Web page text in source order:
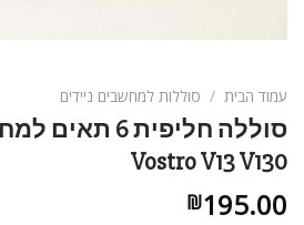
format_underlined הוסף קו תחתון לקישורים
font_download סמן קישורים
עמוד הבית / סוללות למחשבים ניידים
Vostro V13 V130
₪195.00